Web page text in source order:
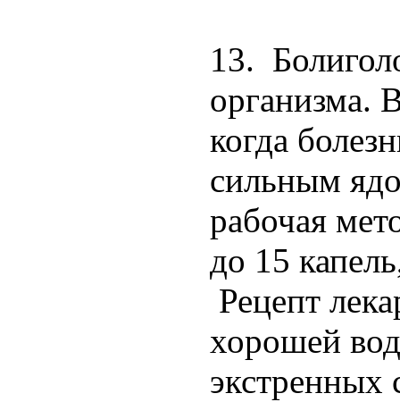
13.
организма.
когда
сильным
рабочая
до 15
Рецепт
хорошей
экстренных